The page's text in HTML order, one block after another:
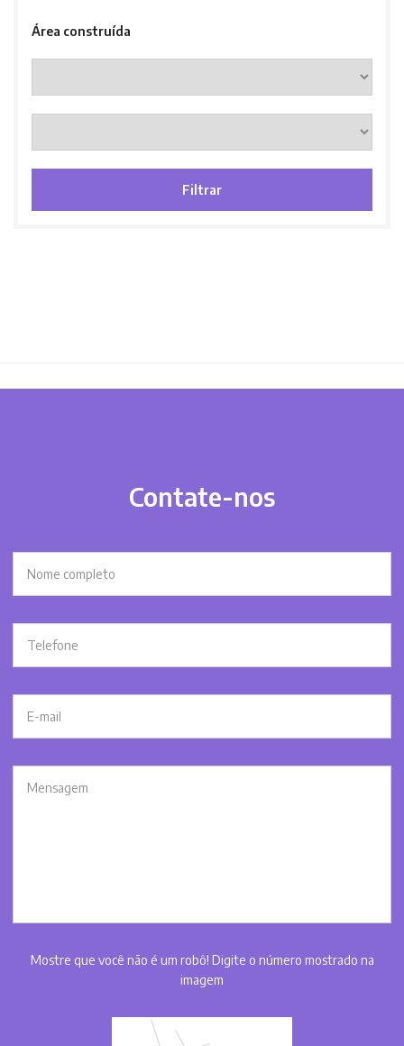
Área construída
Filtrar
Contate-nos
Mostre que você não é um robô! Digite o número mostrado na
imagem